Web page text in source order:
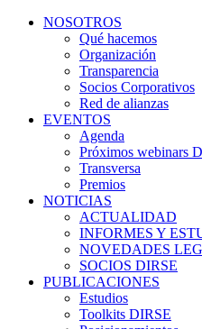
NOSOTROS
Qué hacemos
Organización
Transparencia
Socios Corporativos
Red de alianzas
EVENTOS
Agenda
Próximos webinars
Transversa
Premios
NOTICIAS
ACTUALIDAD
INFORMES Y
NOVEDADES
SOCIOS DIRSE
PUBLICACIONES
Estudios
Toolkits DIRSE